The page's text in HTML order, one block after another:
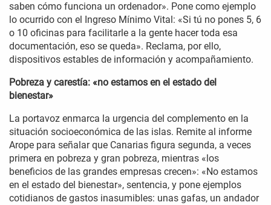
saben cómo funciona un ordenador». Pone como ejemplo
lo ocurrido con el Ingreso Mínimo Vital: «Si tú no pones 5, 6
o 10 oficinas para facilitarle a la gente hacer toda esa
documentación, eso se queda». Reclama, por ello,
dispositivos estables de información y acompañamiento.
Pobreza y carestía: «no estamos en el estado del
bienestar»
La portavoz enmarca la urgencia del complemento en la
situación socioeconómica de las islas. Remite al informe
Arope para señalar que Canarias figura segunda, a veces
primera en pobreza y gran pobreza, mientras «los
beneficios de las grandes empresas crecen»: «No estamos
en el estado del bienestar», sentencia, y pone ejemplos
cotidianos de gastos inasumibles: unas gafas, un andador